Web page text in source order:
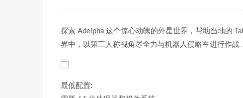
探索 Adelpha 这个惊心动魄的外星世界，帮助当地的
界中，以第三人称视角尽全力与机器人侵略军进行作战
最低配置: